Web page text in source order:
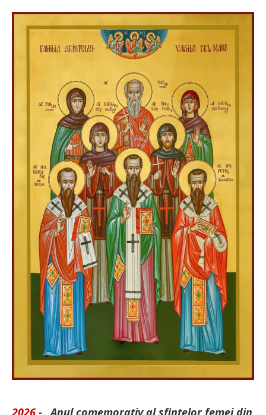
2026 - „Anul comemorativ al sfintelor femei din